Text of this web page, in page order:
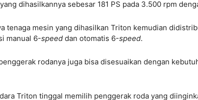
dihasilkannya sebesar 181 PS pada 3.500 rpm
tenaga mesin yang dihasilkan Triton kemudian
manual 6-speed dan otomatis 6-speed.
rodanya juga bisa disesuaikan dengan
Triton tinggal memilih penggerak roda yang